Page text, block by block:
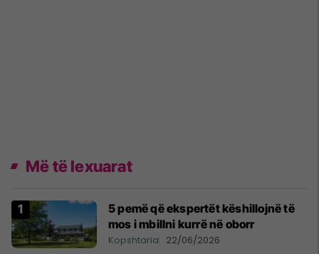
Më të lexuarat
5 pemë që ekspertët këshillojnë të
mos i mbillni kurrë në oborr
Kopshtaria 22/06/2026